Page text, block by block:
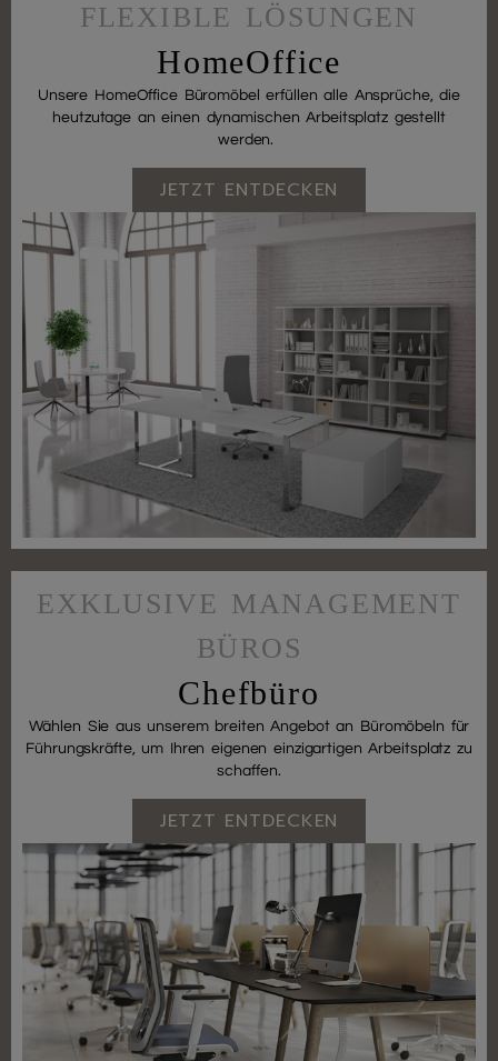
FLEXIBLE LÖSUNGEN
HomeOffice
Unsere HomeOffice Büromöbel erfüllen alle Ansprüche, die
heutzutage an einen dynamischen Arbeitsplatz gestellt
werden.
JETZT ENTDECKEN
EXKLUSIVE MANAGEMENT
BÜROS
Chefbüro
Wählen Sie aus unserem breiten Angebot an Büromöbeln für
Führungskräfte, um Ihren eigenen einzigartigen Arbeitsplatz zu
schaffen.
JETZT ENTDECKEN